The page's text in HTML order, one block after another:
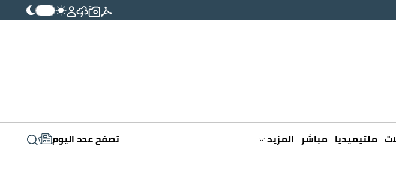
ملتيميديا مباشر المزيد تصفح عدد اليوم